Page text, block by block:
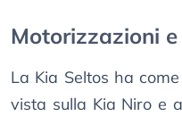
Motorizzazioni
La Kia Seltos ha
vista sulla Kia Niro e